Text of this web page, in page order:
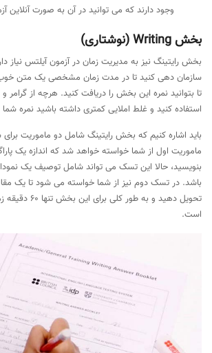
وجود دارند که می توانید در آن به صورت آنلاین
بخش Writing (نوشتاری)
بخش رایتینگ نیز به مدیریت زمان در آزمون آیلتس نیاز
سازمان دهی کنید تا در مدت زمان مشخصی یک متن خوب
تا بتوانید نمره این بخش را دریافت کنید. هرچه از گرامر
استفاده کنید و غلط املایی کمتری داشته باشید نمره شما
باید اشاره کنیم که بخش رایتینگ شامل دو ماموریت
ماموریت اول از شما خواسته خواهد شد که اندازه یک
بنویسید، حالا این تسک می تواند شامل توصیف یک
باشد. در تسک دوم نیز از شما خواسته می شود تا یک
تحویل دهید و به
است.